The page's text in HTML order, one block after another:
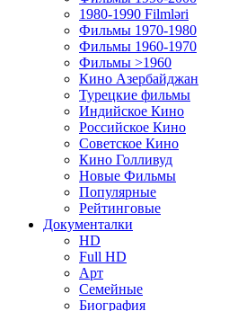
1980-1990 Filmləri
Фильмы 1970-1980
Фильмы 1960-1970
Фильмы >1960
Кино Азербайджан
Турецкие фильмы
Индийское Кино
Российское Кино
Советское Кино
Кино Голливуд
Новые Фильмы
Популярные
Рейтинговые
Документалки
HD
Full HD
Арт
Семейные
Биография